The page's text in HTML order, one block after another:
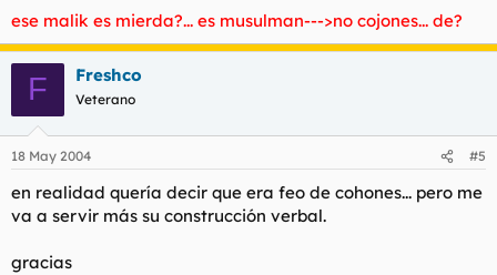
ese malik es mierda?... es musulman--->no cojones... de?
F Freshco
Veterano
18 May 2004 #5
en realidad quería decir que era feo de cohones... pero me
va a servir más su construcción verbal.
gracias